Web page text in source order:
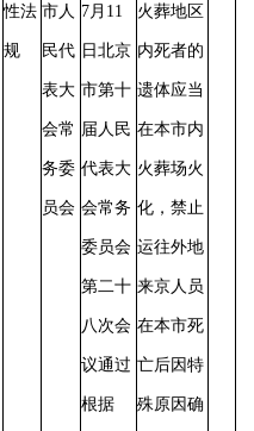
性法
规
市人
民代
表大
会常
务委
员会
7月11
日北京
市第十
届人民
代表大
会常务
委员会
第二十
八次会
议通过
根据
火葬地区
内死者的
遗体应当
在本市内
火葬场火
化，禁止
运往外地
来京人员
在本市死
亡后因特
殊原因确